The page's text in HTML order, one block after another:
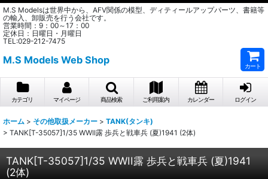
M.S Modelsは世界中から、AFV関係の模型、ディティールアップパーツ、書籍等
の輸入、卸販売を行う会社です。
営業時間：9：00～17：00
定休日：日曜日・月曜日
TEL:029-212-7475
M.S Models Web Shop
カート
カテゴリ マイページ 商品検索 ご利用案内 カレンダー ログイン
ホーム > その他取扱メーカー > TANK(タンキ)
> TANK[T-35057]1/35 WWII露 歩兵と戦車兵 (夏)1941 (2体)
TANK[T-35057]1/35 WWII露 歩兵と戦車兵 (夏)1941
(2体)